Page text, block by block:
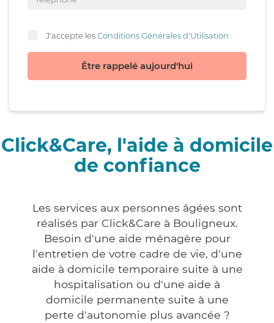
J'accepte lesConditions Générales d'Utilisation
Être rappelé aujourd'hui
Click&Care, l'aide à domicile
de confiance
Les services aux personnes âgées sont
réalisés par Click&Care à Bouligneux.
Besoin d'une aide ménagère pour
l'entretien de votre cadre de vie, d'une
aide à domicile temporaire suite à une
hospitalisation ou d'une aide à
domicile permanente suite à une
perte d'autonomie plus avancée ?